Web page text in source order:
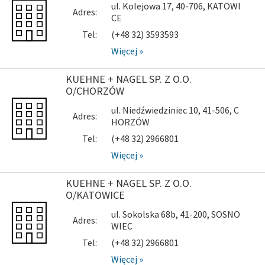
Adres:
ul. Kolejowa 17, 40-706, KATOWI
CE
Tel:
(+48 32) 3593593
Więcej »
KUEHNE + NAGEL SP. Z O.O.
O/CHORZÓW
Adres:
ul. Niedźwiedziniec 10, 41-506, C
HORZÓW
Tel:
(+48 32) 2966801
Więcej »
KUEHNE + NAGEL SP. Z O.O.
O/KATOWICE
Adres:
ul. Sokolska 68b, 41-200, SOSNO
WIEC
Tel:
(+48 32) 2966801
Więcej »